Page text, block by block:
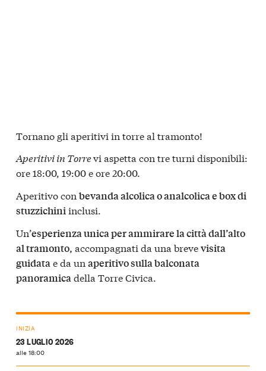
Tornano gli aperitivi in torre al tramonto!
Aperitivi in Torrevi aspetta con tre turni disponibili:
ore 18:00, 19:00 e ore 20:00.
Aperitivo con bevanda alcolica o analcolica e box di
stuzzichiniinclusi.
Un’esperienza unica per ammirare la città dall’alto
al tramonto, accompagnati da una brevevisita
guidatae da un aperitivo sulla balconata
panoramicadella Torre Civica.
INIZIA
23 LUGLIO 2026
alle 18:00